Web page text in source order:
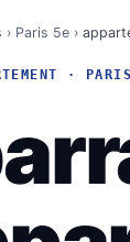
› Paris 5e ›
·